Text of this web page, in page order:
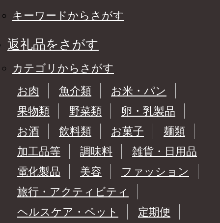
キーワードからさがす
返礼品をさがす
カテゴリからさがす
お肉
魚介類
お米・パン
果物類
野菜類
卵・乳製品
お酒
飲料類 お菓子
麺類
加工品等
調味料
雑貨・日用品
電化製品
美容
ファッション
旅行・アクティビティ
ヘルスケア・ペット
定期便